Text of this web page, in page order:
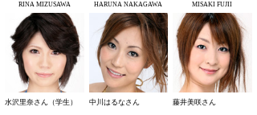
RINA MIZUSAWA
水沢里奈さん（学生）
HARUNA NAKAGAWA
中川はるなさん
MISAKI FUJII
藤井美咲さん